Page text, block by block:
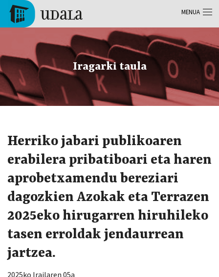
Skip to main content
Iragarki taula
Herriko jabari publikoaren
erabilera pribatiboari eta haren
aprobetxamendu bereziari
dagozkien Azokak eta Terrazen
2025eko hirugarren hiruhileko
tasen erroldak jendaurrean
jartzea.
2025ko Irailaren 05a
MENUA